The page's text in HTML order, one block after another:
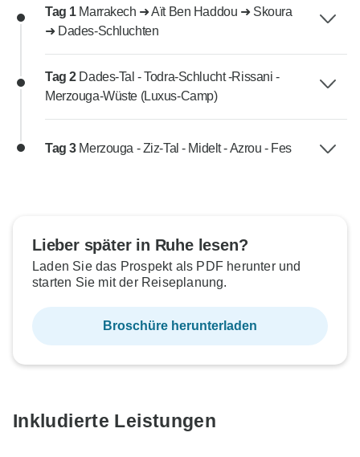
Tag 1 Marrakech ➜ Aït Ben Haddou ➜ Skoura
➜ Dades-Schluchten
Tag 2 Dades-Tal - Todra-Schlucht -Rissani -
Merzouga-Wüste (Luxus-Camp)
Tag 3 Merzouga - Ziz-Tal - Midelt - Azrou - Fes
Lieber später in Ruhe lesen?
Laden Sie das Prospekt als PDF herunter und
starten Sie mit der Reiseplanung.
Broschüre herunterladen
Inkludierte Leistungen